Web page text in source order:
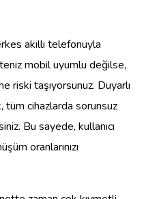
akıllı telefonuyla
mobil uyumlu değilse,
riski taşıyorsunuz. Duyarlı
tüm cihazlarda sorunsuz
Bu sayede, kullanıcı
oranlarınızı